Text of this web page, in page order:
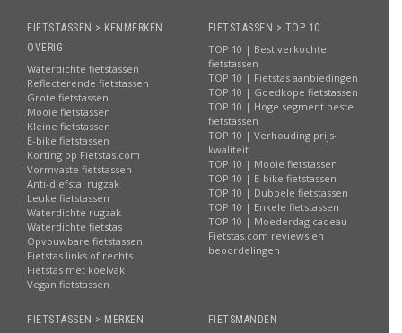
FIETSTASSEN > KENMERKEN
OVERIG
Waterdichte fietstassen
Reflecterende fietstassen
Grote fietstassen
Mooie fietstassen
Kleine fietstassen
E-bike fietstassen
Korting op Fietstas.com
Vormvaste fietstassen
Anti-diefstal rugzak
Leuke fietstassen
Waterdichte rugzak
Waterdichte fietstas
Opvouwbare fietstassen
Fietstas links of rechts
Fietstas met koelvak
Vegan fietstassen
FIETSTASSEN > TOP 10
TOP 10 | Best verkochte
fietstassen
TOP 10 | Fietstas aanbiedingen
TOP 10 | Goedkope fietstassen
TOP 10 | Hoge segment beste
fietstassen
TOP 10 | Verhouding prijs-
kwaliteit
TOP 10 | Mooie fietstassen
TOP 10 | E-bike fietstassen
TOP 10 | Dubbele fietstassen
TOP 10 | Enkele fietstassen
TOP 10 | Moederdag cadeau
Fietstas.com reviews en
beoordelingen
FIETSTASSEN > MERKEN FIETSMANDEN